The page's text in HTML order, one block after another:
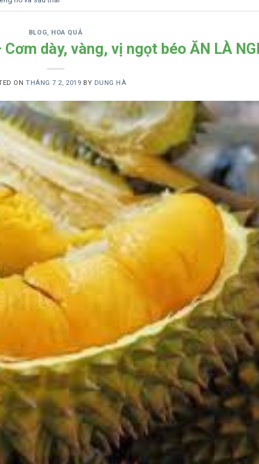
BLOG, HOA QUẢ
dày, vàng, vị ngọt béo ĂN LÀ
ONTHÁNG 7 2, 2019 BY DUNG HÀ